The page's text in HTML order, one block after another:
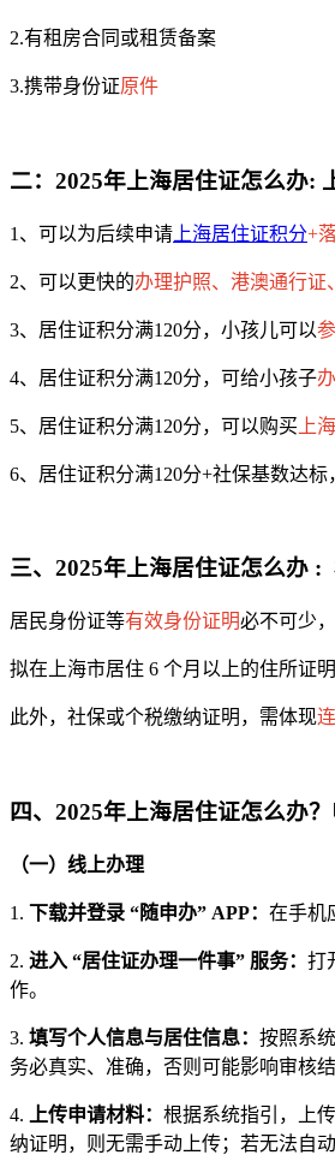
2.有租房合同或租赁备案
3.携带身份证原件
二：2025年上海居住证怎么办:
1、可以为后续申请 上海居住证积分+
2、可以更快的办理护照、港澳通行证
3、居住证积分满120分，小孩儿可以
4、居住证积分满120分，可给小孩子
5、居住证积分满120分，可以购买 上
6、居住证积分满120分+社保基数达标
三、2025年上海居住证怎么办 :
居民身份证等有效身份证明必不可少
拟在上海市居住 6 个月以上的住所证
此外，社保或个税缴纳证明，需体现
四、2025年上海居住证怎么办
（一）线上办理
1. 下载并登录 “随申办” APP： 在手机
2. 进入 “居住证办理一件事” 服务： 打
作。
3. 填写个人信息与居住信息： 按照系
务必真实、准确，否则可能影响审核结
4. 上传申请材料： 根据系统指引，上
纳证明，则无需手动上传；若无法自